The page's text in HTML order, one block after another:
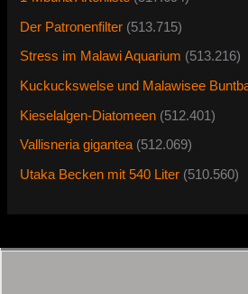
Der Patronenfilter (513.715)
Stress im Malawi Aquarium (513.216)
Kuckuckswelse und Malawisee
Kieselalgen-Diatomeen (512.401)
Vallisneria gigantea (512.069)
Utaka Becken mit 540 Liter (510.560)